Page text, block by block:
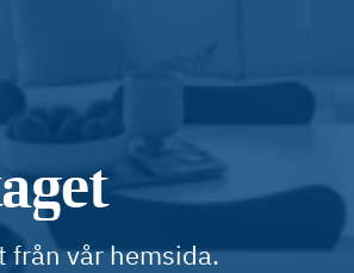
från vår hemsida.